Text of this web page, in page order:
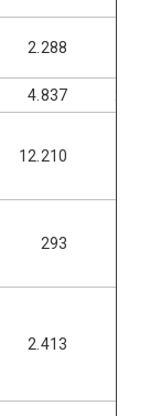
2.288
4.837
12.210
293
2.413